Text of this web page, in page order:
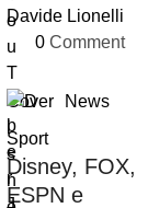
Davide Lionelli
0 Comment
Cover
News
Sport
Disney, FOX,
ESPN e